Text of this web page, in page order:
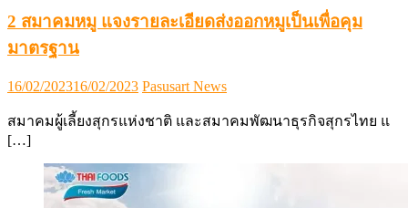
2 สมาคมหมู แจงรายละเอียดส่งออกหมูเป็นเพื่อคุม
มาตรฐาน
Posted
16/02/202316/02/2023 Author
Pasusart News
สมาคมผู้เลี้ยงสุกรแห่งชาติ และสมาคมพัฒนาธุรกิจสุกรไทย แ
[…]